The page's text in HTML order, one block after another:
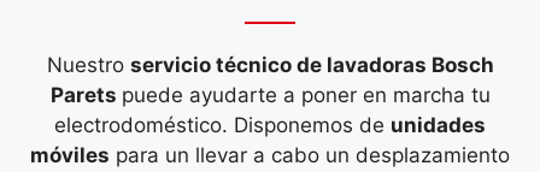
Nuestro servicio técnico de lavadoras Bosch
Parets puede ayudarte a poner en marcha tu
electrodoméstico. Disponemos de unidades
móviles para un llevar a cabo un desplazamiento